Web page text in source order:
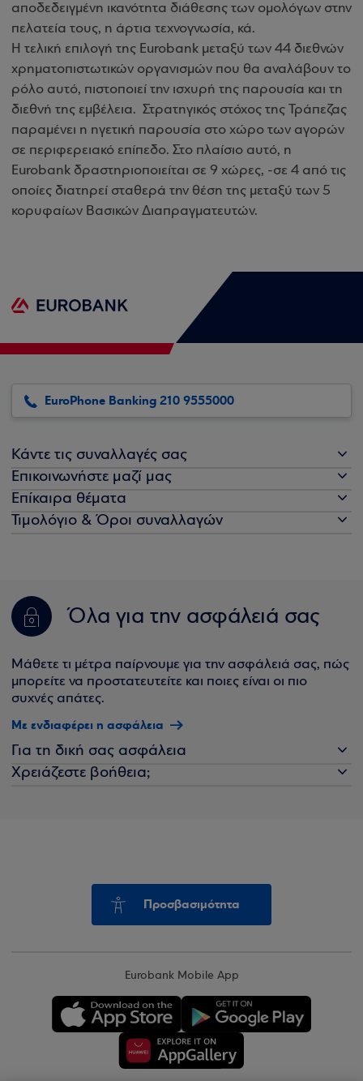
αποδεδειγμένη ικανότητα διάθεσης των ομολόγων στην
πελατεία τους, η άρτια τεχνογνωσία, κά.
Η τελική επιλογή της Eurobank μεταξύ των 44 διεθνών
χρηματοπιστωτικών οργανισμών που θα αναλάβουν το
ρόλο αυτό, πιστοποιεί την ισχυρή της παρουσία και τη
διεθνή της εμβέλεια. Στρατηγικός στόχος της Τράπεζας
παραμένει η ηγετική παρουσία στο χώρο των αγορών
σε περιφερειακό επίπεδο. Στο πλαίσιο αυτό, η
Eurobank δραστηριοποιείται σε 9 χώρες, -σε 4 από τις
οποίες διατηρεί σταθερά την θέση της μεταξύ των 5
κορυφαίων Βασικών Διαπραγματευτών.
EuroPhone Banking 210 9555000
Κάντε τις συναλλαγές σας
Επικοινωνήστε μαζί μας
Επίκαιρα θέματα
Τιμολόγιο & Όροι συναλλαγών
Όλα για την ασφάλειά σας
Μάθετε τι μέτρα παίρνουμε για την ασφάλειά σας, πώς
μπορείτε να προστατευτείτε και ποιες είναι οι πιο
συχνές απάτες.
Με ενδιαφέρει η ασφάλεια
Για τη δική σας ασφάλεια
Χρειάζεστε βοήθεια;
Προσβασιμότητα
Eurobank Mobile App